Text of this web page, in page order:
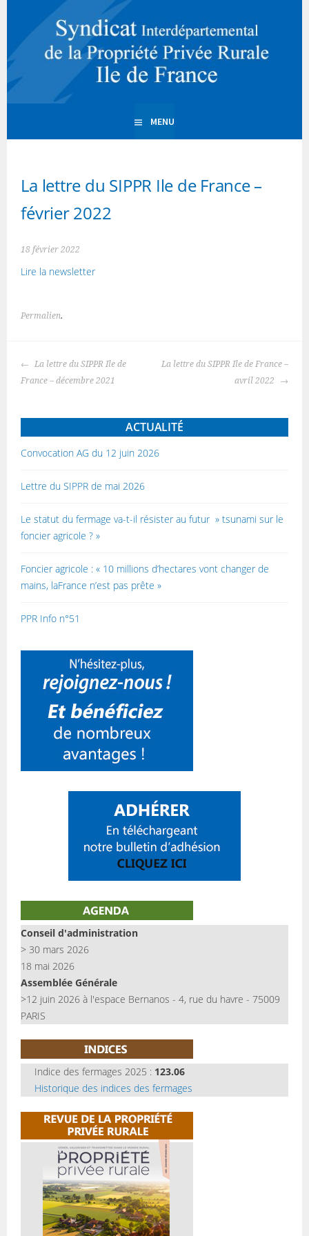
contenu
principal
Syndicat
interdépartemental de la
Propriété Privée Rurale
d'Ile de France
SIPPR Ile de France
MENU
La lettre du SIPPR Ile de France –
février 2022
18 février 2022
Lire la newsletter
Permalien.
Navigation
des
La lettre du SIPPR Ile de
France – décembre 2021
La lettre du SIPPR Ile de France –
avril 2022
ACTUALITÉ
Convocation AG du 12 juin 2026
Lettre du SIPPR de mai 2026
Le statut du fermage va-t-il résister au futur » tsunami sur le
foncier agricole ? »
Foncier agricole : « 10 millions d’hectares vont changer de
mains, laFrance n’est pas prête »
PPR Info n°51
Conseil d'administration
> 30 mars 2026
18 mai 2026
Assemblée Générale
>12 juin 2026 à l'espace Bernanos - 4, rue du havre - 75009
PARIS
Indice des fermages 2025 : 123.06
Historique des indices des fermages